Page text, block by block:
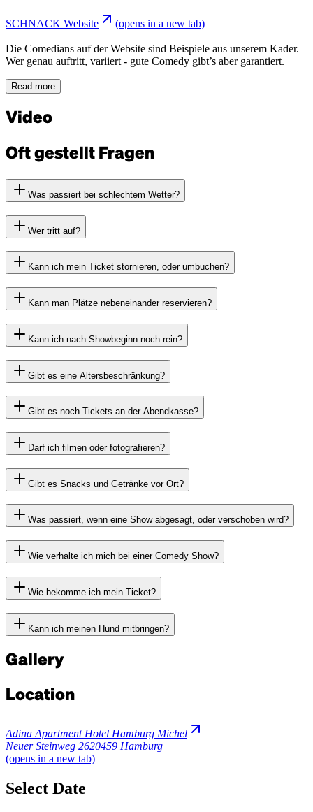
SCHNACK Website (opens in a new tab)
Die Comedians auf der Website sind Beispiele aus unserem Kader.
Wer genau auftritt, variiert - gute Comedy gibt’s aber garantiert.
Read more
Video
Oft gestellt Fragen
Was passiert bei schlechtem Wetter?
Wer tritt auf?
Kann ich mein Ticket stornieren, oder umbuchen?
Kann man Plätze nebeneinander reservieren?
Kann ich nach Showbeginn noch rein?
Gibt es eine Altersbeschränkung?
Gibt es noch Tickets an der Abendkasse?
Darf ich filmen oder fotografieren?
Gibt es Snacks und Getränke vor Ort?
Was passiert, wenn eine Show abgesagt, oder verschoben wird?
Wie verhalte ich mich bei einer Comedy Show?
Wie bekomme ich mein Ticket?
Kann ich meinen Hund mitbringen?
Gallery
Location
Adina Apartment Hotel Hamburg Michel
Neuer Steinweg 2620459 Hamburg
(opens in a new tab)
Select Date